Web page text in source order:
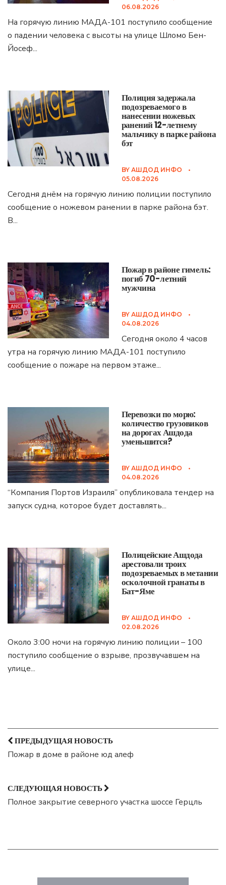
06.08.2026
На горячую линию МАДА-101 поступило сообщение
о падении человека с высоты на улице Шломо Бен-
Йосеф...
Полиция задержала
подозреваемого в
нанесении ножевых
ранений 12-летнему
мальчику в парке района
бэт
BY АШДОД ИНФО
•
05.08.2026
Сегодня днём на горячую линию полиции поступило
сообщение о ножевом ранении в парке района бэт.
В...
Пожар в районе гимель:
погиб 70-летний
мужчина
BY АШДОД ИНФО
•
04.08.2026
Сегодня около 4 часов
утра на горячую линию МАДА-101 поступило
сообщение о пожаре на первом этаже...
Перевозки по морю:
количество грузовиков
на дорогах Ашдода
уменьшится?
BY АШДОД ИНФО
•
04.08.2026
“Компания Портов Израиля” опубликовала тендер на
запуск судна, которое будет доставлять...
Полицейские Ашдода
арестовали троих
подозреваемых в метании
осколочной гранаты в
Бат-Яме
BY АШДОД ИНФО
•
02.08.2026
Около 3:00 ночи на горячую линию полиции – 100
поступило сообщение о взрыве, прозвучавшем на
улице...
ПРЕДЫДУЩАЯ НОВОСТЬ
Пожар в доме в районе юд алеф
СЛЕДУЮЩАЯ НОВОСТЬ
Полное закрытие северного участка шоссе Герцль